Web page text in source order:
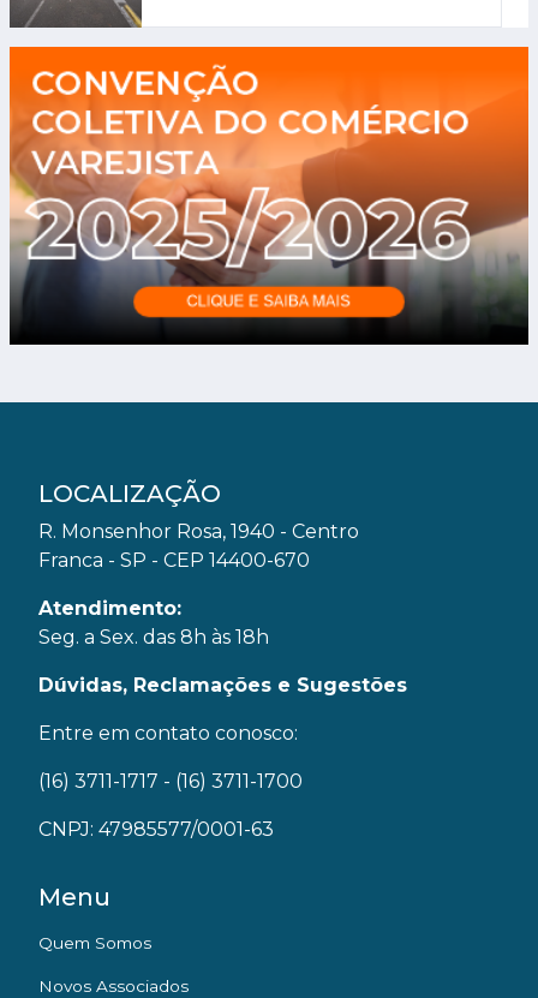
LOCALIZAÇÃO
R. Monsenhor Rosa, 1940 - Centro
Franca - SP - CEP 14400-670
Atendimento:
Seg. a Sex. das 8h às 18h
Dúvidas, Reclamações e Sugestões
Entre em contato conosco:
(16) 3711-1717 - (16) 3711-1700
CNPJ: 47985577/0001-63
Menu
Quem Somos
Novos Associados